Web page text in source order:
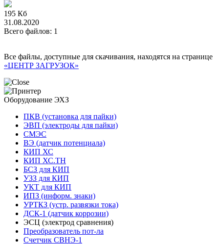
195 Кб
31.08.2020
Всего файлов: 1
Все файлы, доступные для скачивания, находятся на странице
«ЦЕНТР ЗАГРУЗОК»
Оборудование ЭХЗ
ПКВ (установка для пайки)
ЭВП (электроды для пайки)
СМЭС
ВЭ (датчик потенциала)
КИП ХС
КИП ХС.ТН
БСЗ для КИП
УЗЗ для КИП
УКТ для КИП
ИПЗ (информ. знаки)
УРТКЗ (устр. развязки тока)
ДСК-1 (датчик коррозии)
ЭСЦ (электрод сравнения)
Преобразователь пот-ла
Счетчик СВНЭ-1